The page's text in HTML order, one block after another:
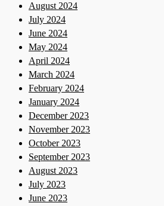
August 2024
July 2024
June 2024
May 2024
April 2024
March 2024
February 2024
January 2024
December 2023
November 2023
October 2023
September 2023
August 2023
July 2023
June 2023